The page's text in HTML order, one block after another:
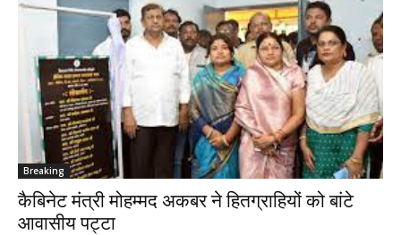
Breaking
कैबिनेट मंत्री मोहम्मद अकबर ने हितग्राहियों को बांटे
आवासीय पट्टा